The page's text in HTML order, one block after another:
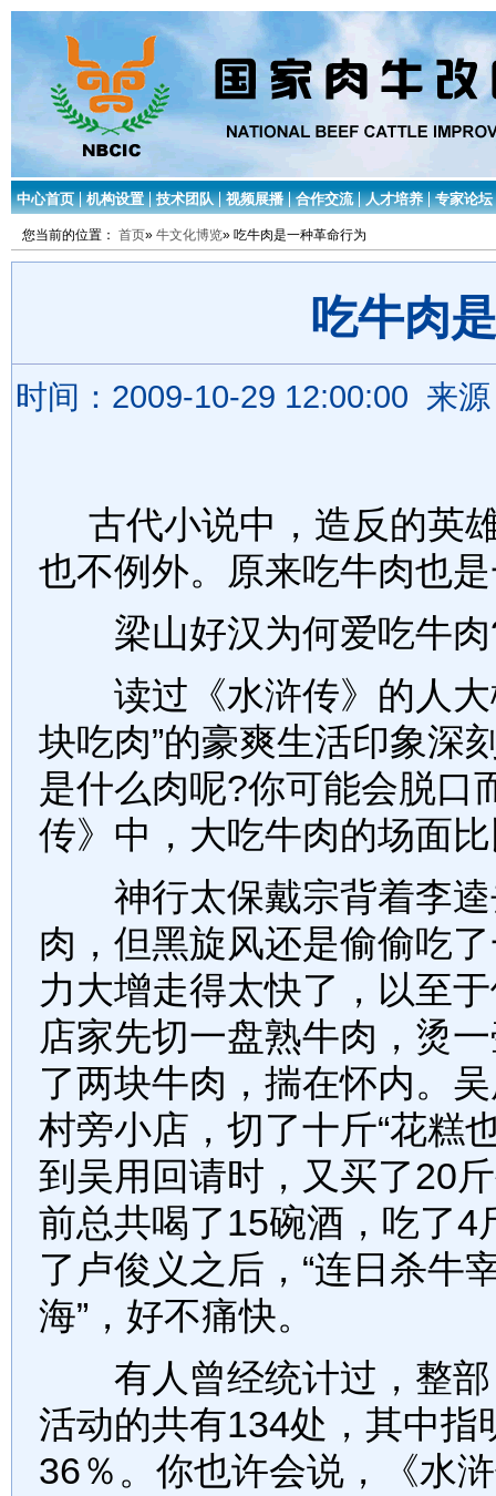
中心首页 机构设置 技术团队 视频展播 合作交流 人才培养 专家论坛
您当前的位置： 首页» 牛文化博览» 吃牛肉是一种革命行为
吃牛肉
时间：2009-10-29 12:00:00 来
古代小说中，造反的英
也不例外。原来吃牛肉也
梁山好汉为何爱吃牛肉
读过《水浒传》的人大
块吃肉”的豪爽生活印象深
是什么肉呢?你可能会脱口
传》中，大吃牛肉的场面
神行太保戴宗背着李逵
肉，但黑旋风还是偷偷吃
力大增走得太快了，以至
店家先切一盘熟牛肉，烫
了两块牛肉，揣在怀内。
村旁小店，切了十斤“花糕
到吴用回请时，又买了20
前总共喝了15碗酒，吃了
了卢俊义之后，“连日杀牛
海”，好不痛快。
有人曾经统计过，整部
活动的共有134处，其中
36％。你也许会说，《水